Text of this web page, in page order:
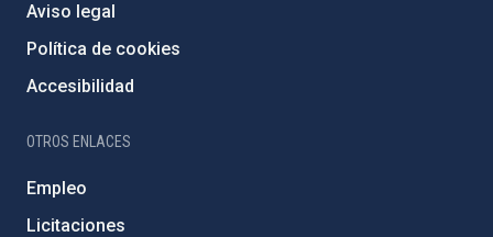
Aviso legal
Política de cookies
Accesibilidad
OTROS ENLACES
Empleo
Licitaciones